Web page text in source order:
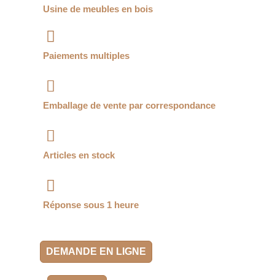
Usine de meubles en bois
Paiements multiples
Emballage de vente par correspondance
Articles en stock
Réponse sous 1 heure
DEMANDE EN LIGNE